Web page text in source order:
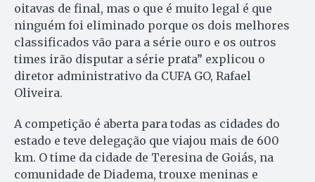
oitavas de final, mas o que é muito legal é que
ninguém foi eliminado porque os dois melhores
classificados vão para a série ouro e os outros
times irão disputar a série prata” explicou o
diretor administrativo da CUFA GO, Rafael
Oliveira.
A competição é aberta para todas as cidades do
estado e teve delegação que viajou mais de 600
km. O time da cidade de Teresina de Goiás, na
comunidade de Diadema, trouxe meninas e